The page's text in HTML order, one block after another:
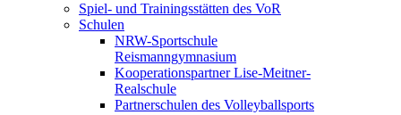
Spiel- und Trainingsstätten des VoR
Schulen
NRW-Sportschule
Reismanngymnasium
Kooperationspartner Lise-Meitner-
Realschule
Partnerschulen des Volleyballsports